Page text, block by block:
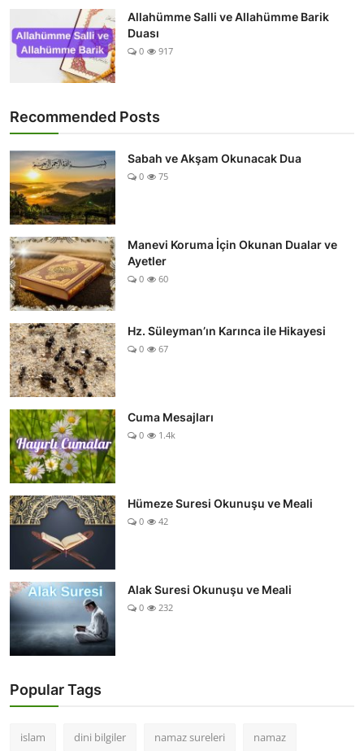
Allahümme Salli ve Allahümme Barik
Duası
0 917
Recommended Posts
Sabah ve Akşam Okunacak Dua
0 75
Manevi Koruma İçin Okunan Dualar ve
Ayetler
0 60
Hz. Süleyman’ın Karınca ile Hikayesi
0 67
Cuma Mesajları
0 1.4k
Hümeze Suresi Okunuşu ve Meali
0 42
Alak Suresi Okunuşu ve Meali
0 232
Popular Tags
islam dini bilgiler namaz sureleri namaz